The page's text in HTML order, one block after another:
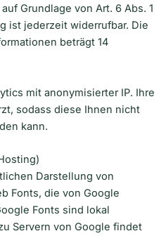
Grundlage von Art. 6 Abs. 1
ist jederzeit widerrufbar. Die
beträgt 14
mit anonymisierter IP. Ihre
sodass diese Ihnen nicht
kann.
Darstellung von
Fonts, die von Google
Fonts sind lokal
Servern von Google findet